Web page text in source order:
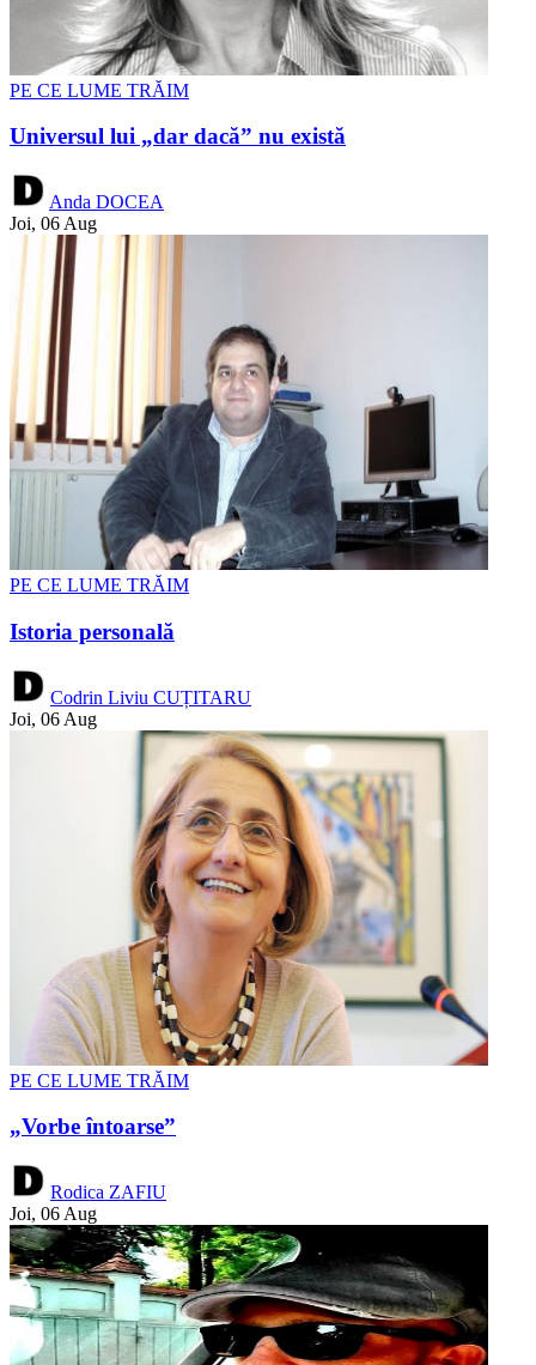
PE CE LUME TRĂIM
Universul lui „dar dacă” nu există
Anda DOCEA
Joi, 06 Aug
PE CE LUME TRĂIM
Istoria personală
Codrin Liviu CUȚITARU
Joi, 06 Aug
PE CE LUME TRĂIM
„Vorbe întoarse”
Rodica ZAFIU
Joi, 06 Aug